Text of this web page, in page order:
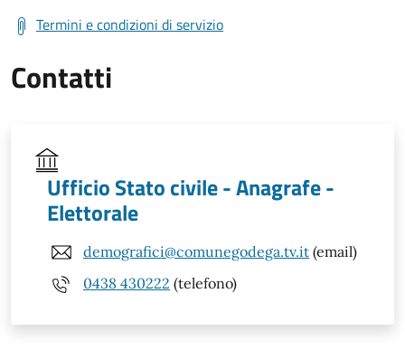
Termini e condizioni di servizio
Contatti
Ufficio Stato civile - Anagrafe -
Elettorale
demografici@comunegodega.tv.it (email)
0438 430222 (telefono)